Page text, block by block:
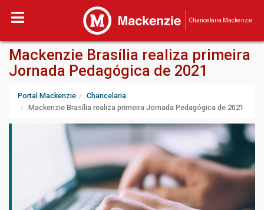
Chancelaria Mackenzie
Mackenzie Brasília realiza primeira
Jornada Pedagógica de 2021
Portal Mackenzie
Chancelaria
Mackenzie Brasília realiza primeira Jornada Pedagógica de 2021